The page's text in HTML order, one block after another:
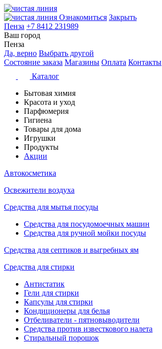
Ознакомиться Закрыть
Пенза +7 8412 231989
Ваш город
Пенза
Да, верно Выбрать другой
Состояние заказа Магазины Оплата Контакты
Каталог
Бытовая химия
Красота и уход
Парфюмерия
Гигиена
Товары для дома
Игрушки
Продукты
Акции
Автокосметика
Освежители воздуха
Средства для мытья посуды
Средства для посудомоечных машин
Средства для ручной мойки посуды
Средства для септиков и выгребных ям
Средства для стирки
Антистатик
Гели для стирки
Капсулы для стирки
Кондиционеры для белья
Отбеливатели - пятновыводители
Средства против известкового налета
Стиральный порошок